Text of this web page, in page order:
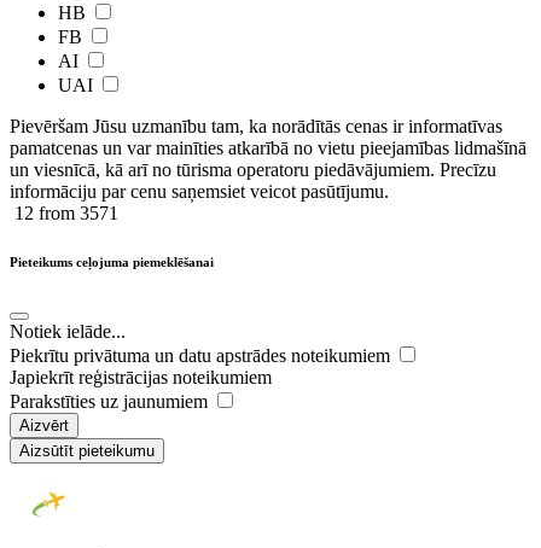
HB
FB
AI
UAI
Pievēršam Jūsu uzmanību tam, ka norādītās cenas ir ​informatīvas ​
pamatcenas un var mainīties atkarībā ​no ​vietu pieejamības lidmašīnā
un viesnīcā, kā arī no tūrisma operatoru piedāvājumiem. Precīzu
informāciju par cenu saņemsiet veicot pasūtījumu.
12 from 3571
Pieteikums ceļojuma piemeklēšanai
Notiek ielāde...
Piekrītu privātuma un datu apstrādes noteikumiem
Japiekrīt reģistrācijas noteikumiem
Parakstīties uz jaunumiem
Aizvērt
Aizsūtīt pieteikumu